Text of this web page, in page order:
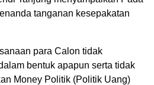
tanganan kesepakatan
para Calon tidak
bentuk apapun serta tidak
Money Politik (Politik Uang)